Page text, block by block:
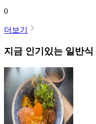
0
더보기
지금 인기있는 일반식